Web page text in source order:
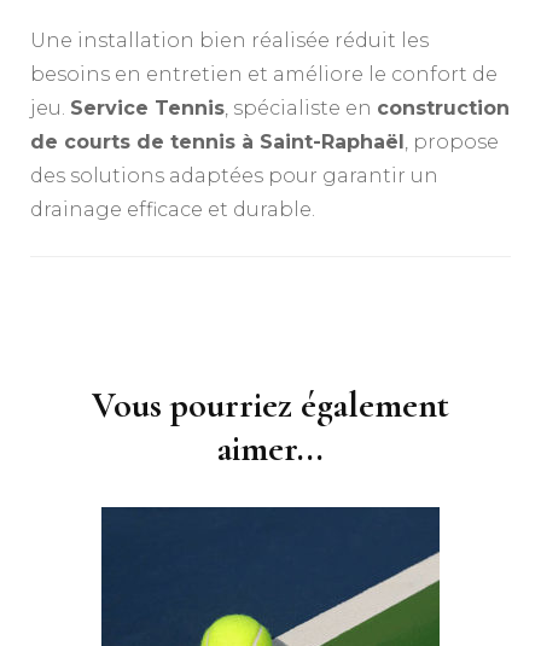
Une installation bien réalisée réduit les
besoins en entretien et améliore le confort de
jeu. Service Tennis, spécialiste en construction
de courts de tennis à Saint-Raphaël, propose
des solutions adaptées pour garantir un
drainage efficace et durable.
Vous pourriez également
aimer...